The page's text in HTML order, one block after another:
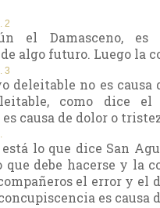
2
el Damasceno,
algo futuro. Luego la
3
deleitable no es
como dice el
causa de dolor o
está lo que dice San
debe hacerse y la
el error y el
es causa